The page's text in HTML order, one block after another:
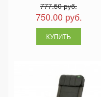
777.50 руб.
750.00 руб.